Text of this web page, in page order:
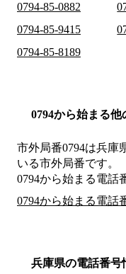
0794-85-0882
0794-85-9415
0794-85-8189
0794から始まる他
市外局番0794は兵庫
いる市外局番です。
0794から始まる電話
0794から始まる電話
兵庫県の電話番号